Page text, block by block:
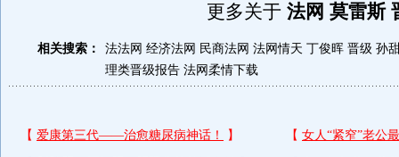
更多关于 法网 莫雷斯
相关搜索： 法法网 经济法网 民商法网 法网情天 丁俊晖 晋级 孙
理类晋级报告 法网柔情下载